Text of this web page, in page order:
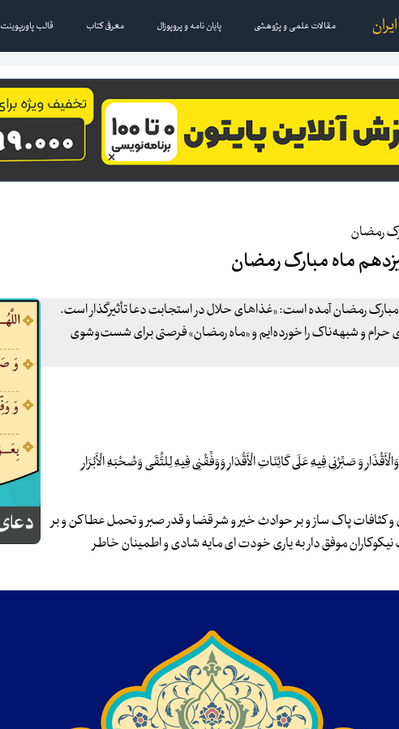
مقالات علمی و پژوهشی پایان نامه و پروپوزال معرفی کتاب قالب پاورپوینت
رمضان
ماه مبارک رمضان
رمضان آمده است: «غذاهای حلال در استجابت دعا تأثیرگذار است.
حرام و شبهه‌ناک را خورده‌ایم و «ماه رمضان» فرصتی برای شست‌وشوی
وَ صَبِّرْنِی فِیهِ عَلَی کَائِنَاتِ الْأَقْدَارِ وَوَفِّقْنِی فِیهِ لِلتُّقَی وَصُحْبَهِ الْأَبْرَارِ
و کثافات پاک ساز و بر حوادث خیر و شر قضا و قدر صبر و تحمل عطا کن و بر
موفق دار به یاری خودت ای مایه شادی و اطمینان خاطر